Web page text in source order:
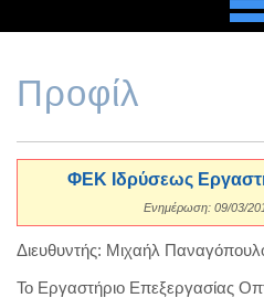
Προφίλ
ΦΕΚ Ιδρύσεως
Ενημέρωση: 09/03/
Διευθυντής: Μιχαήλ
Το Εργαστήριο Επεξεργασίας